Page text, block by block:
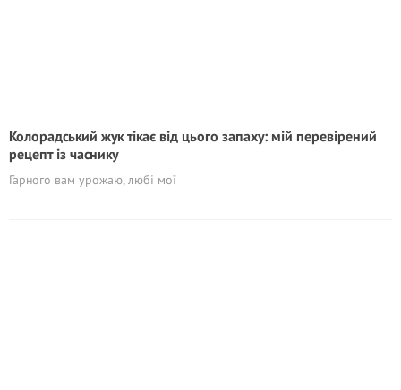
Колорадський жук тікає від цього запаху: мій перевірений
рецепт із часнику
Гарного вам урожаю, любі мої